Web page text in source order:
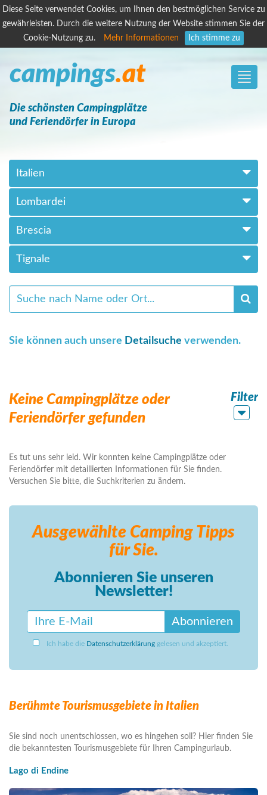
Diese Seite verwendet Cookies, um Ihnen den bestmöglichen Service zu
gewährleisten. Durch die weitere Nutzung der Website stimmen Sie der
Cookie-Nutzung zu.
Mehr Informationen Ich stimme zu
Toggle
campings.at
Die schönsten Campingplätze
und Feriendörfer in Europa
Italien
Lombardei
Brescia
Tignale
Sie können auch unsere Detailsuche verwenden.
Keine Campingplätze oder
Feriendörfer gefunden
Filter
Es tut uns sehr leid. Wir konnten keine Campingplätze oder
Feriendörfer mit detaillierten Informationen für Sie finden.
Versuchen Sie bitte, die Suchkriterien zu ändern.
Ausgewählte Camping Tipps
für Sie.
Abonnieren Sie unseren
Newsletter!
Abonnieren
Ich habe die Datenschutzerklärung gelesen und akzeptiert.
Berühmte Tourismusgebiete in Italien
Sie sind noch unentschlossen, wo es hingehen soll? Hier finden Sie
die bekanntesten Tourismusgebiete für Ihren Campingurlaub.
Lago di Endine